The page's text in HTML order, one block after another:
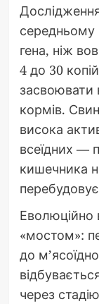
середньому
гена, ніж
4 до 30
засвоювати
кормів.
висока
всеїдних —
кишечника
Еволюційно
«мостом»:
до
через